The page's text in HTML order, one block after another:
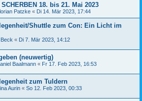
18. bis 21. Mai 2023
Patzke « Di 14. Mär 2023, 17:44
Shuttle zum Con: Ein Licht im
Beck « Di 7. Mär 2023, 14:12
(neuwertig)
Baalmann « Fr 17. Feb 2023, 16:53
zum Tuldern
Aurin « So 12. Feb 2023, 00:33